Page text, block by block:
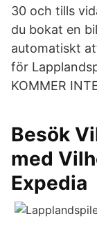
30 och tills
du bokat en
automatiskt
för
KOMMER
Besök
med
Expedia